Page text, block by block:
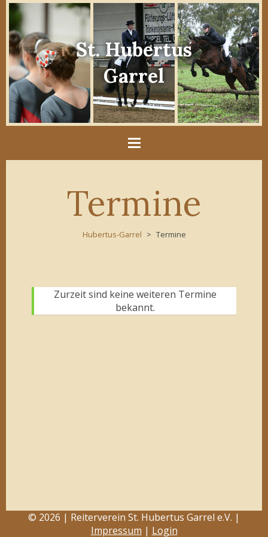
St. Hubertus
Garrel
Termine
Hubertus-Garrel Termine
Zurzeit sind keine weiteren Termine
bekannt.
© 2026 | Reiterverein St. Hubertus Garrel e.V. |
Impressum | Login